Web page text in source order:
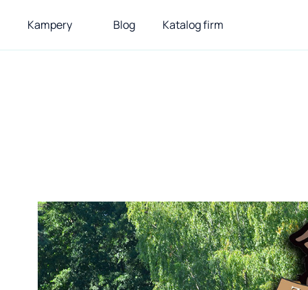
Kampery Blog Katalog firm